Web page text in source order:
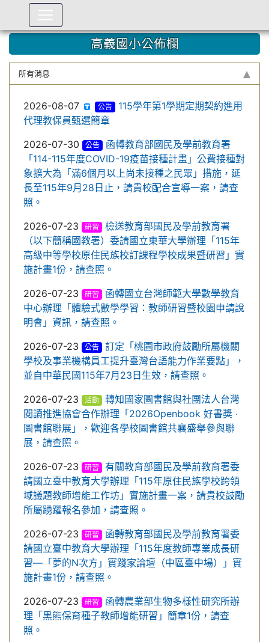
高義國小公佈欄
所有消息
2026-08-07 公告
115學年第1學期定期契約進用
代理教保員甄選簡章
2026-07-30
公告
函轉教育部國民及學前教育署
「114-115年度COVID-19疫苗接種計畫」公費接種對
象擴大為「滿6個月以上尚未接種之民眾」措施，延
長至115年9月28日止，請貴校配合宣導一案，請查
照。
2026-07-23
研習
檢送教育部國民及學前教育署
（以下簡稱國教署）委請國立東華大學辦理「115年
高級中等學校原住民族校訂課程學校成果暨研習」實
施計畫1份，請查照。
2026-07-23
研習
函轉國立台灣師範大學數學教育
中心辦理「體驗式數學學習：教師研習暨校園申請說
明會」資訊，請查照。
2026-07-23
公告
訂定「桃園市政府鼓勵所屬機關
學校及事業機構員工提升臺灣台語能力作業要點」，
並自中華民國115年7月23日生效，請查照。
2026-07-23
活動
轉知國家圖書館與社團法人台灣
閱讀推進協會合作辦理「2026Openbook 好書獎 ‧
圖書館聯展」，歡迎各學校圖書館共襄盛舉參與聯
展，請查照。
2026-07-23
研習
有關教育部國民及學前教育署委
請國立臺中教育大學辦理「115年原住民族學校跨領
域議題教師增能工作坊」實施計畫一案，請貴校鼓勵
所屬踴躍報名參加，請查照。
2026-07-23
研習
函轉教育部國民及學前教育署委
請國立臺中教育大學辦理「115年度教師專業成長研
習—「夢的N次方」實踐家論壇（中區臺中場）」實
施計畫1份，請查照。
2026-07-23
研習
函轉農業部生物多樣性研究所辦
理「黑熊保育種子教師增能研習」簡章1份，請查
照。